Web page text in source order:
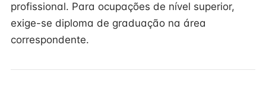
profissional. Para ocupações de nível superior,
exige-se diploma de graduação na área
correspondente.